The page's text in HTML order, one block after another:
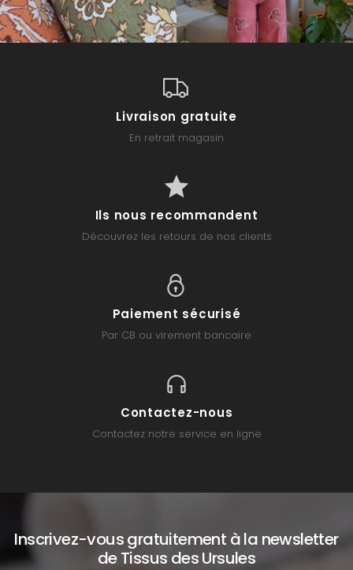
Livraison gratuite
En retrait magasin
Ils nous recommandent
Découvrez les retours de nos clients
Paiement sécurisé
Par CB ou virement bancaire
Contactez-nous
Contactez notre service en ligne
Inscrivez-vous gratuitement à la newsletter
de Tissus des Ursules